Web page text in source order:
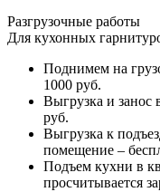
Разгрузочные работы
Для кухонных
Поднимем на
1000 руб.
Выгрузка и занос
руб.
Выгрузка к
помещение –
Подъем кухни в
просчитывается